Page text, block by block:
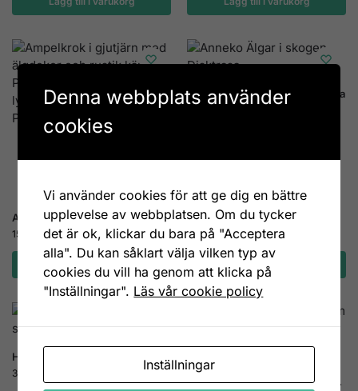
Ampelkrok älg gjutjärn 20 cm
159
Lägg till i varukorg
Anneko Älgar i skogen Disktrasa
Lägg till i varukorg
Hängdekoration älg, 2 st/set
39
Denna webbplats använder
cookies
Vi använder cookies för att ge dig en bättre
upplevelse av webbplatsen. Om du tycker
det är ok, klickar du bara på "Acceptera
alla". Du kan såklart välja vilken typ av
cookies du vill ha genom att klicka på
"Inställningar". Läs vår cookie policy
Inställningar